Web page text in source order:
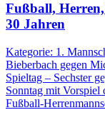
Fußball,
30 Jahren
Kategorie: 1.
Bieberbach gegen
Spieltag – Sechster
Sonntag mit Vorspiel
Fußball-